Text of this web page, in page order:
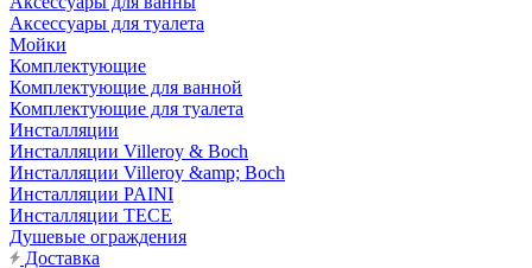
Аксессуары для туалета
Мойки
Комплектующие
Комплектующие для ванной
Комплектующие для туалета
Инсталляции
Инсталляции Villeroy & Boch
Инсталляции Villeroy &amp; Boch
Инсталляции PAINI
Инсталляции TECE
Душевые ограждения
Доставка